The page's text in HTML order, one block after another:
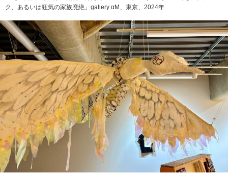
ク、あるいは狂気の家族廃絶」gallery αM、東京、2024年